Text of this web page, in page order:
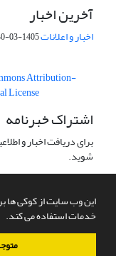
این وب سایت از کوکی ها
خدمات استفاده می کند.
آخرین اخبار
اخبار و اعلانات1405-03-30
Attribution-
License
اشتراک خبرنامه
برای دریافت اخبار و
شوید.